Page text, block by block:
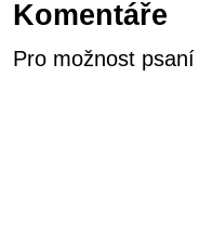
Komentáře
Pro možnost